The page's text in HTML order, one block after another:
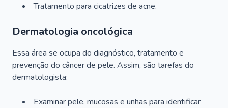
Tratamento para cicatrizes de acne.
Dermatologia oncológica
Essa área se ocupa do diagnóstico, tratamento e
prevenção do câncer de pele. Assim, são tarefas do
dermatologista:
Examinar pele, mucosas e unhas para identificar